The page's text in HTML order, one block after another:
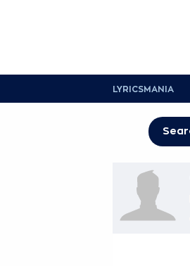
LYRICSMANIA